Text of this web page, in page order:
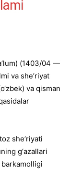
(1403/04 —
va she’riyat
va qisman
she’riyati
g‘azallari